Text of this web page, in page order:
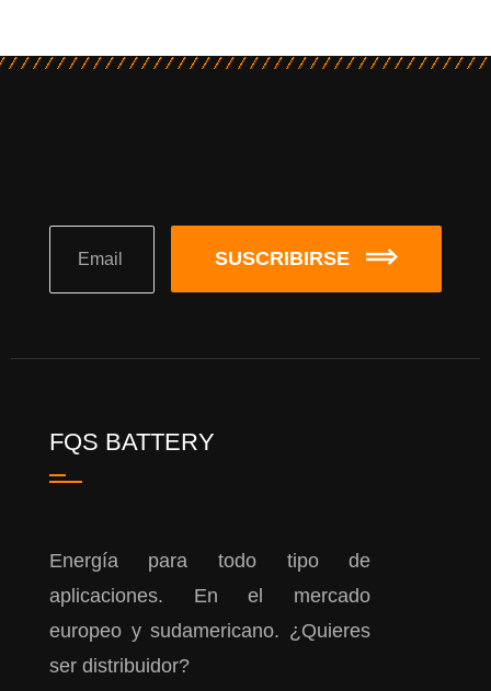
SUSCRIBIRSE
FQS BATTERY
Energía para todo tipo de
aplicaciones. En el mercado
europeo y sudamericano. ¿Quieres
ser distribuidor?